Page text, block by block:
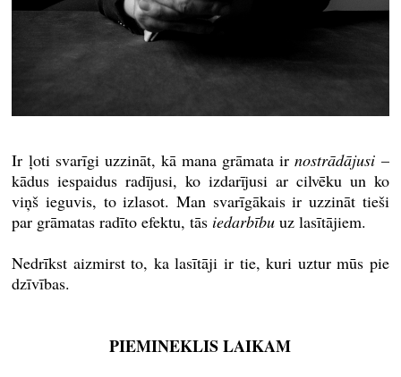
Ir ļoti svarīgi uzzināt, kā mana grāmata irnostrādājusi –
kādus iespaidus radījusi, ko izdarījusi ar cilvēku un ko
viņš ieguvis, to izlasot. Man svarīgākais ir uzzināt tieši
par grāmatas radīto efektu, tās iedarbību uz lasītājiem.
Nedrīkst aizmirst to, ka lasītāji ir tie, kuri uztur mūs pie
dzīvības.
PIEMINEKLIS LAIKAM​​